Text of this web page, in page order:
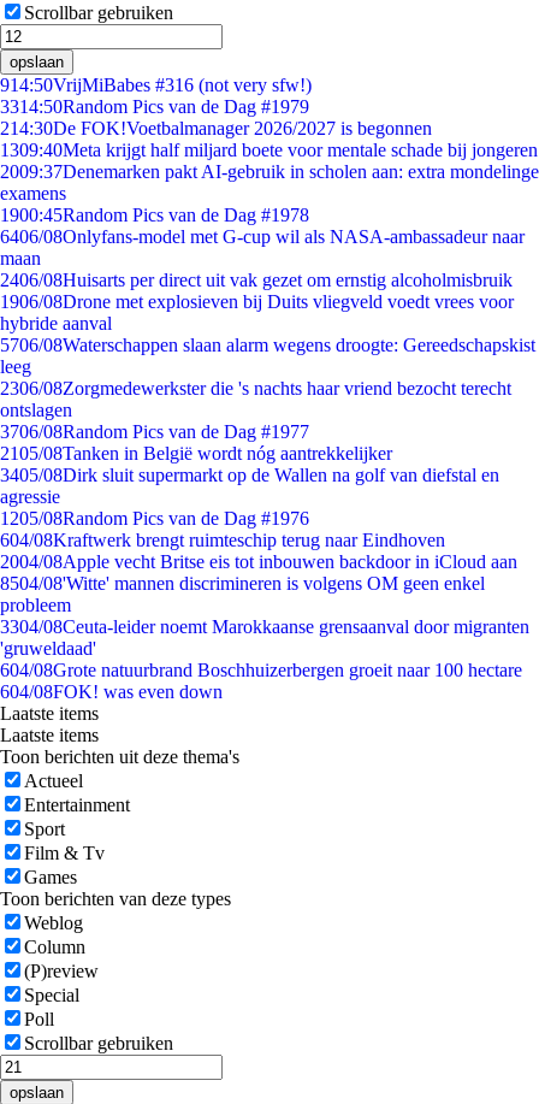
Scrollbar gebruiken
opslaan
914:50VrijMiBabes #316 (not very sfw!)
3314:50Random Pics van de Dag #1979
214:30De FOK!Voetbalmanager 2026/2027 is begonnen
1309:40Meta krijgt half miljard boete voor mentale schade bij jongeren
2009:37Denemarken pakt AI-gebruik in scholen aan: extra mondelinge
examens
1900:45Random Pics van de Dag #1978
6406/08Onlyfans-model met G-cup wil als NASA-ambassadeur naar
maan
2406/08Huisarts per direct uit vak gezet om ernstig alcoholmisbruik
1906/08Drone met explosieven bij Duits vliegveld voedt vrees voor
hybride aanval
5706/08Waterschappen slaan alarm wegens droogte: Gereedschapskist
leeg
2306/08Zorgmedewerkster die 's nachts haar vriend bezocht terecht
ontslagen
3706/08Random Pics van de Dag #1977
2105/08Tanken in België wordt nóg aantrekkelijker
3405/08Dirk sluit supermarkt op de Wallen na golf van diefstal en
agressie
1205/08Random Pics van de Dag #1976
604/08Kraftwerk brengt ruimteschip terug naar Eindhoven
2004/08Apple vecht Britse eis tot inbouwen backdoor in iCloud aan
8504/08'Witte' mannen discrimineren is volgens OM geen enkel
probleem
3304/08Ceuta-leider noemt Marokkaanse grensaanval door migranten
'gruweldaad'
604/08Grote natuurbrand Boschhuizerbergen groeit naar 100 hectare
604/08FOK! was even down
Laatste items
Laatste items
Toon berichten uit deze thema's
Actueel
Entertainment
Sport
Film & Tv
Games
Toon berichten van deze types
Weblog
Column
(P)review
Special
Poll
Scrollbar gebruiken
opslaan